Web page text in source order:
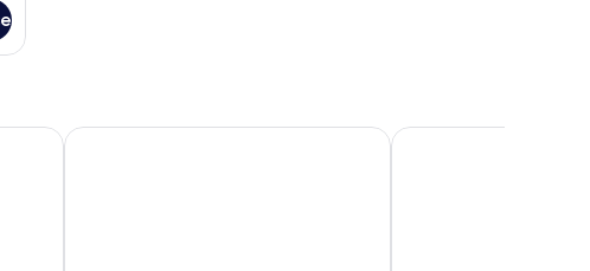
Hotel Golden Lake Resort LUA Resort